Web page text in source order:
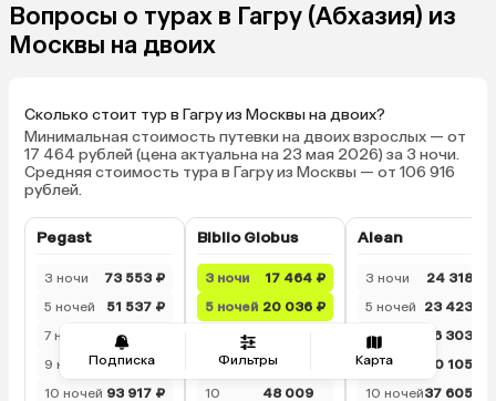
Подписка Фильтры Карта
Вопросы о турах в Гагру (Абхазия) из
Москвы на двоих
Сколько стоит тур в Гагру из Москвы на двоих?
Минимальная стоимость путевки на двоих взрослых — от
17 464 рублей (цена актуальна на 23 мая 2026) за 3 ночи.
Средняя стоимость тура в Гагру из Москвы — от 106 916
рублей.
Pegast
3 ночи
73 553 ₽
5 ночей
51 537 ₽
7 ночей
54 826 ₽
9 ночей 74 072 ₽
10 ночей 93 917 ₽
Biblio Globus
3 ночи
17 464 ₽
5 ночей 20 036 ₽
7 ночей
9 ночей 48 249 ₽
10
48 009
Alean
3 ночи
24 318 ₽
5 ночей
23 423 ₽
7 ночей
26 303 ₽
9 ночей
30 105 ₽
10 ночей37 605 ₽